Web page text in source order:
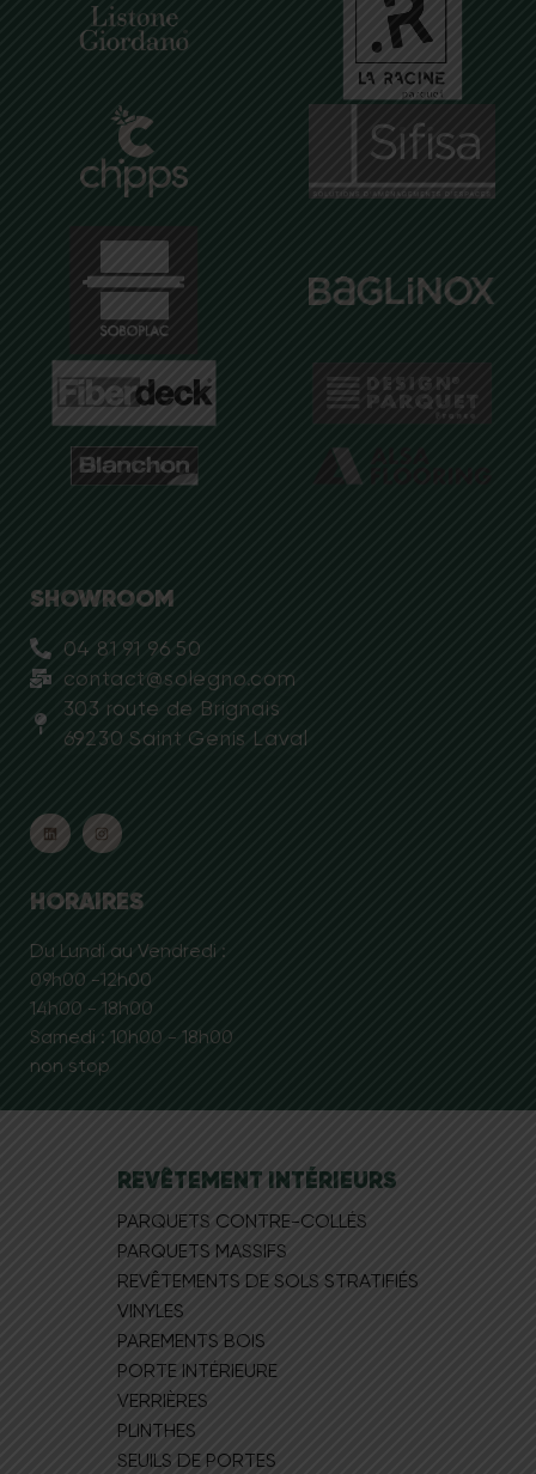
SHOWROOM
04 81 91 96 50
contact@solegno.com
303 route de Brignais
69230 Saint Genis Laval
HORAIRES
Du Lundi au Vendredi :
09h00 -12h00
14h00 - 18h00
Samedi : 10h00 - 18h00
non stop
REVÊTEMENT INTÉRIEURS
PARQUETS CONTRE-COLLÉS
PARQUETS MASSIFS
REVÊTEMENTS DE SOLS STRATIFIÉS
VINYLES
PAREMENTS BOIS
PORTE INTÉRIEURE
VERRIÈRES
PLINTHES
SEUILS DE PORTES